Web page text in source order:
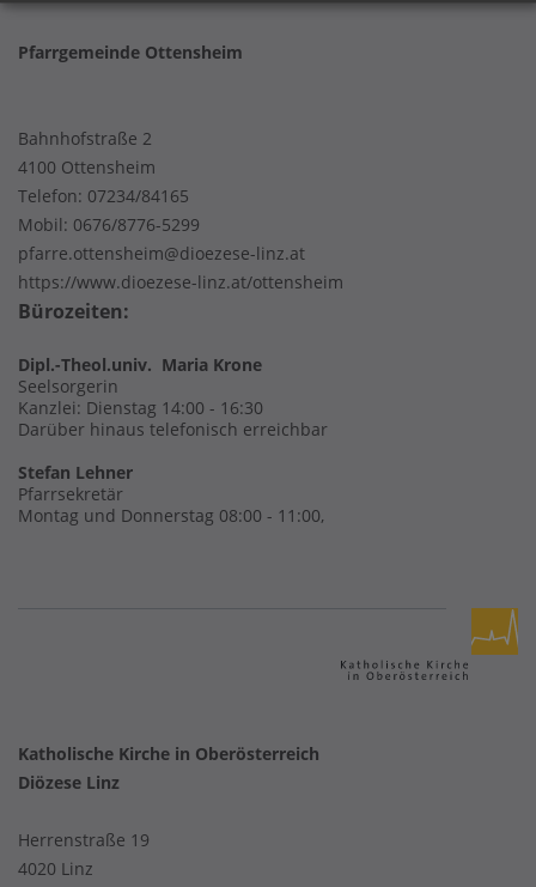
Pfarrgemeinde Ottensheim
Bahnhofstraße 2
4100 Ottensheim
Telefon: 07234/84165
Mobil: 0676/8776-5299
pfarre.ottensheim@dioezese-linz.at
https://www.dioezese-linz.at/ottensheim
Bürozeiten:
Dipl.-Theol.univ. Maria Krone
Seelsorgerin
Kanzlei: Dienstag 14:00 - 16:30
Darüber hinaus telefonisch erreichbar
Stefan Lehner
Pfarrsekretär
Montag und Donnerstag 08:00 - 11:00,
Katholische Kirche in Oberösterreich
Diözese Linz
Herrenstraße 19
4020 Linz